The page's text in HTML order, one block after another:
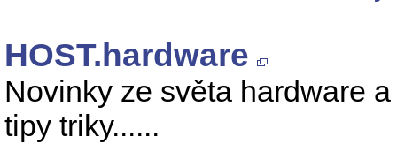
HOST.hardware
Novinky ze světa hardware
tipy triky......